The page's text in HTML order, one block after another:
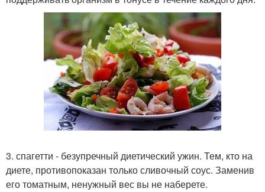
3. спагетти - безупречный диетический ужин. Тем, кто на
диете, противопоказан только сливочный соус. Заменив
его томатным, ненужный вес вы не наберете.